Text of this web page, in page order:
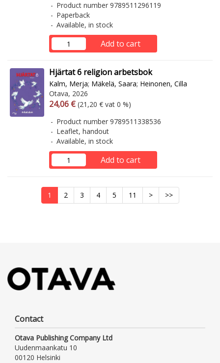
Product number 9789511296119
Paperback
Available, in stock
Add to cart
Hjärtat 6 religion arbetsbok
Kalm, Merja; Mäkelä, Saara; Heinonen, Cilla
Otava, 2026
Arvonlisäverollinen hinta
24,06 € Excl. vat
(21,20 € vat 0 %)
Product number 9789511338536
Leaflet, handout
Available, in stock
Add to cart
1 2 3 4 5 11 > >>
Contact
Otava Publishing Company Ltd
Uudenmaankatu 10
00120 Helsinki